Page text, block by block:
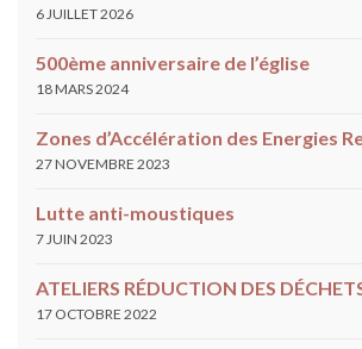
6 JUILLET 2026
500ème anniversaire de l’église
18 MARS 2024
Zones d’Accélération des Energies
27 NOVEMBRE 2023
Lutte anti-moustiques
7 JUIN 2023
ATELIERS RÉDUCTION DES
17 OCTOBRE 2022